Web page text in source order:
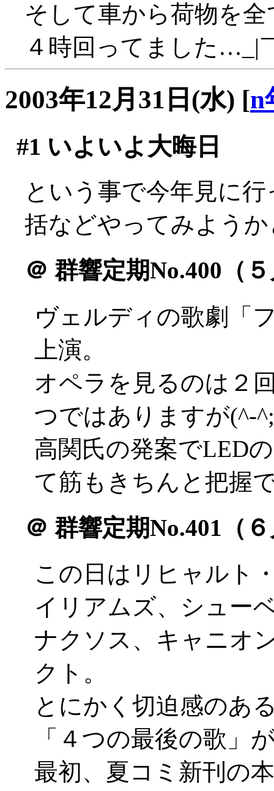
そして車から荷物を
４時回ってました…_|
2003年12月31日(水) [n
#1 いよいよ大晦日
という事で今年見に
括などやってみよう
＠ 群響定期No.400（
ヴェルディの歌劇「
上演。
オペラを見るのは２
つではありますが(^-
高関氏の発案でLED
て筋もきちんと把握
＠ 群響定期No.401（
この日はリヒャルト
イリアムズ、シュー
ナクソス、キャニオ
クト。
とにかく切迫感のあ
「４つの最後の歌」
最初、夏コミ新刊の